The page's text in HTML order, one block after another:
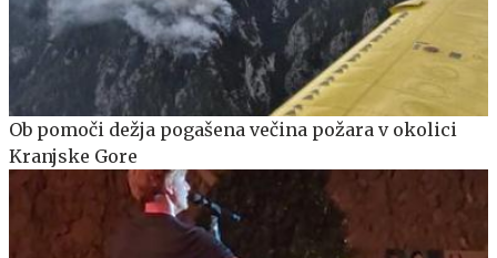
Ob pomoči dežja pogašena večina požara v okolici
Kranjske Gore